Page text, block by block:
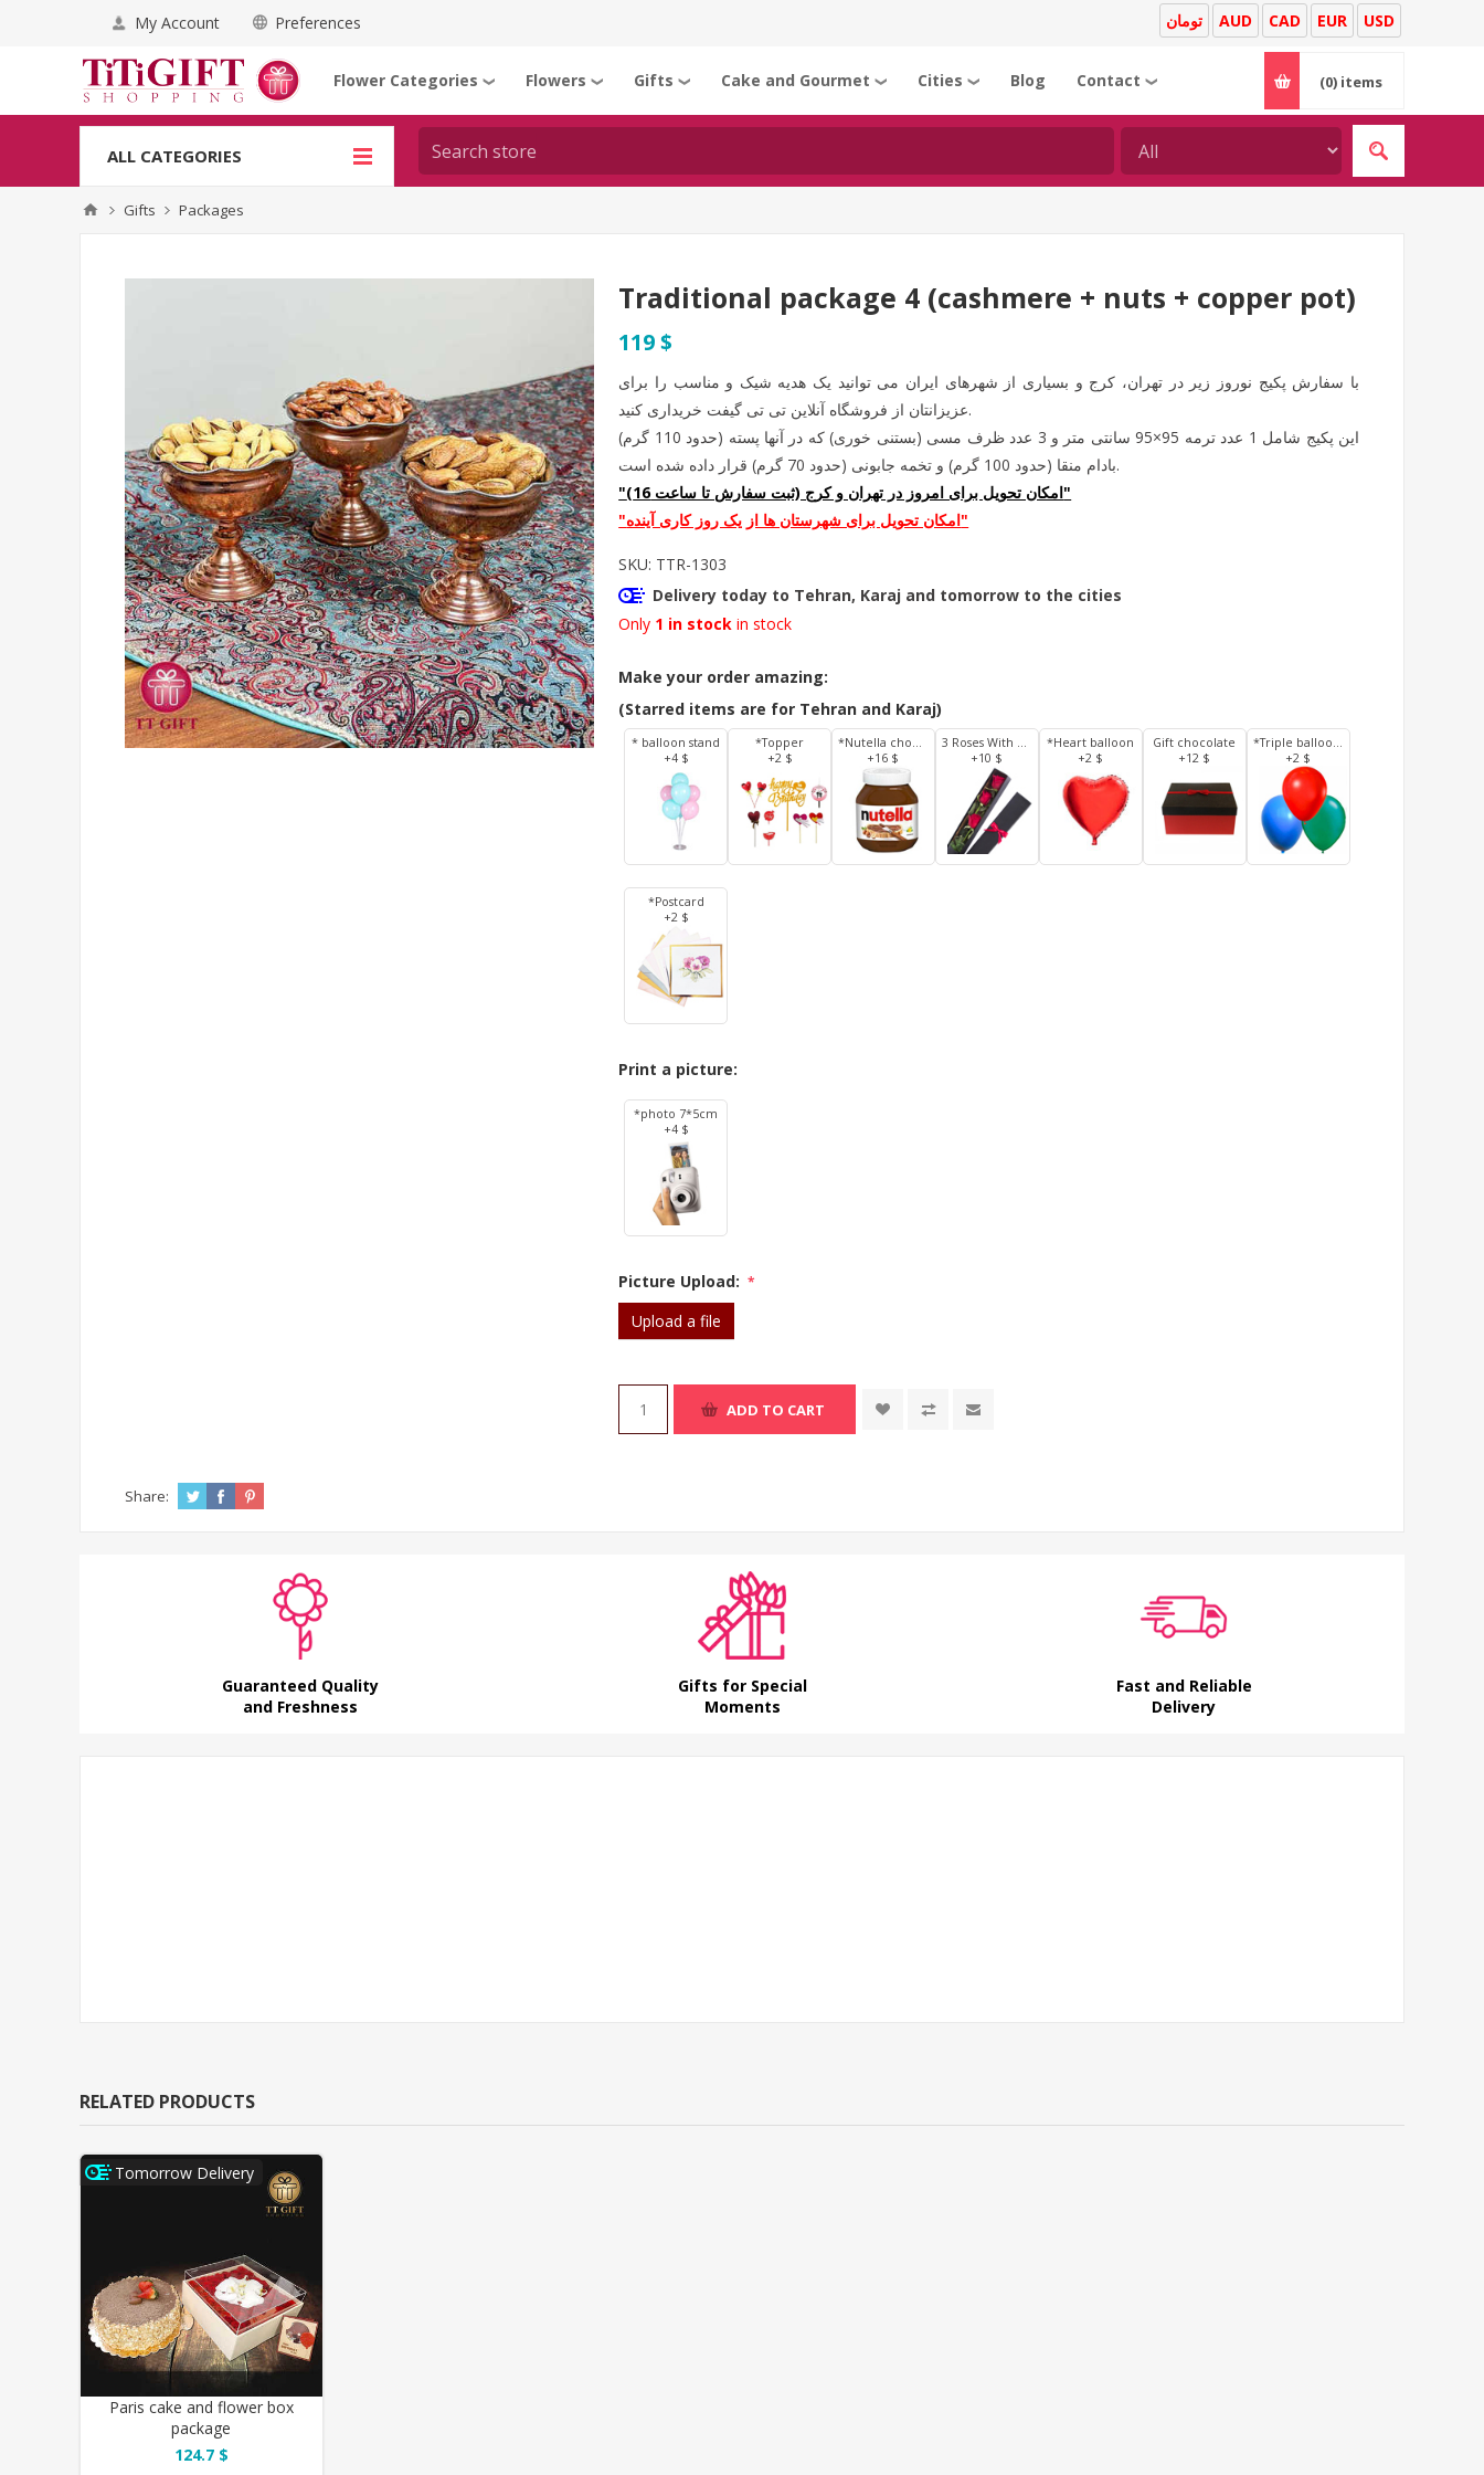
My Account Preferences USD
EUR
CAD
AUD تومان
Flower Categories ❯ Flowers ❯ Gifts ❯ Cake and Gourmet ❯ Cities ❯ Blog Contact ❯ (0) items
ALL CATEGORIES
Gifts Packages
Traditional package 4 (cashmere + nuts + copper pot)
119 $
با سفارش پکیج نوروز زیر در تهران، کرج و بسیاری از شهرهای ایران می توانید یک هدیه شیک و مناسب را برای
عزیزانتان از فروشگاه آنلاین تی تی گیفت خریداری کنید.
این پکیج شامل 1 عدد ترمه 95×95 سانتی متر و 3 عدد ظرف مسی (بستنی خوری) که در آنها پسته (حدود 110 گرم)
بادام منقا (حدود 100 گرم) و تخمه جابونی (حدود 70 گرم) قرار داده شده است.
"امکان تحویل برای امروز در تهران و کرج (ثبت سفارش تا ساعت 16)"
"امکان تحویل برای شهرستان ها از یک روز کاری آینده"
SKU: TTR-1303
Delivery today to Tehran, Karaj and tomorrow to the cities
Only 1 in stock in stock
Make your order amazing:
(Starred items are for Tehran and Karaj)
* balloon stand
+4 $
*Topper
+2 $
*Nutella chocolate 350 g
+16 $
3 Roses With Box
+10 $
*Heart balloon
+2 $
Gift chocolate
+12 $
*Triple balloons
+2 $
*Postcard
+2 $
Print a picture:
*photo 7*5cm
+4 $
Picture Upload: *
Upload a file
ADD TO CART
Share:
Guaranteed Quality
and Freshness
Gifts for Special
Moments
Fast and Reliable
Delivery
RELATED PRODUCTS
Tomorrow Delivery
Paris cake and flower box
package
124.7 $